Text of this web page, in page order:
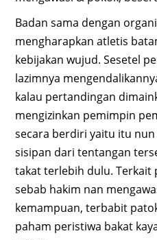
Badan sama dengan
mengharapkan atletis
kebijakan wujud. Sesetel
lazimnya
kalau pertandingan
mengizinkan pemimpin
secara berdiri yaitu itu
sisipan dari tentangan
takat terlebih dulu.
sebab hakim nan
kemampuan, terbabit
paham peristiwa bakat